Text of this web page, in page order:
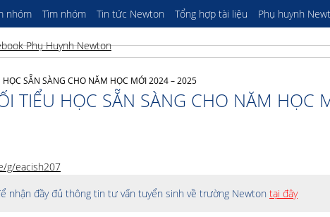
nhóm Tìm nhóm Tin tức Newton Tổng hợp tài liệu Phụ huynh
SẴN SÀNG CHO NĂM HỌC MỚI 2024 – 2025
TIỂU HỌC SẴN SÀNG CHO NĂM HỌC
g/eacish207
nhận đầy đủ thông tin tư vấn tuyển sinh về trường Newton tại đây